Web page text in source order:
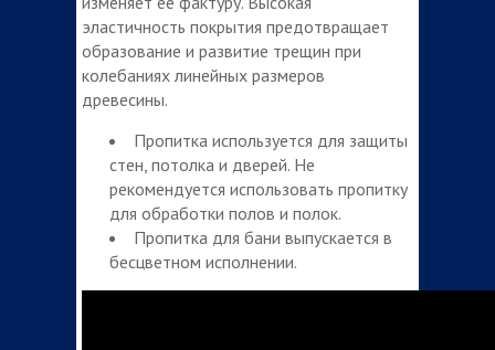
эластичность покрытия предотвращает
образование и развитие трещин при
колебаниях линейных размеров
древесины.
Пропитка используется для защиты
стен, потолка и дверей. Не
рекомендуется использовать пропитку
для обработки полов и полок.
Пропитка для бани выпускается в
бесцветном исполнении.